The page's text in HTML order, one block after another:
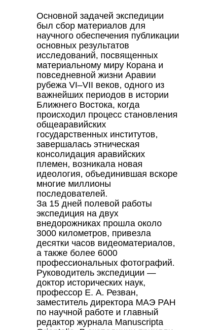
Основной задачей экспедиции
был сбор материалов для
научного обеспечения публикации
основных результатов
исследований, посвященных
материальному миру Корана и
повседневной жизни Аравии
рубежа VI–VII веков, одного из
важнейших периодов в истории
Ближнего Востока, когда
происходил процесс становления
общеаравийских
государственных институтов,
завершалась этническая
консолидация аравийских
племен, возникала новая
идеология, объединившая вскоре
многие миллионы
последователей.
За 15 дней полевой работы
экспедиция на двух
внедорожниках прошла около
3000 километров, привезла
десятки часов видеоматериалов,
а также более 6000
профессиональных фотографий.
Руководитель экспедиции —
доктор исторических наук,
профессор Е. А. Резван,
заместитель директора МАЭ РАН
по научной работе и главный
редактор журнала Manuscripta